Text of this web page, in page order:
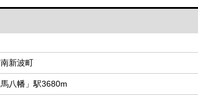
新波町
八幡」駅3680m